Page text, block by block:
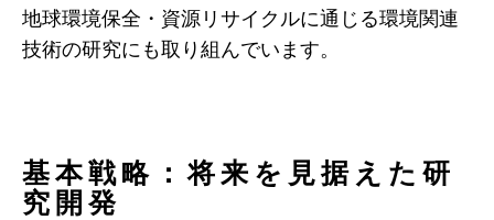
地球環境保全・資源リサイクルに通じる環境関連
技術の研究にも取り組んでいます。
基本戦略：将来を見据えた研
究開発